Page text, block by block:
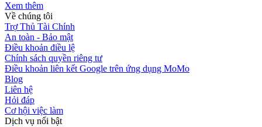
Xem thêm
Về chúng tôi
Trợ Thủ Tài Chính
An toàn - Bảo mật
Điều khoản điều lệ
Chính sách quyền riêng tư
Điều khoản liên kết Google trên ứng dụng MoMo
Blog
Liên hệ
Hỏi đáp
Cơ hội việc làm
Dịch vụ nổi bật